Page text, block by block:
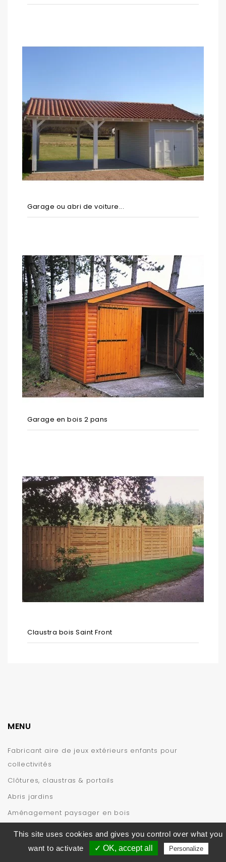
Garage ou abri de voiture...
Garage en bois 2 pans
Claustra bois Saint Front
MENU
Fabricant aire de jeux extérieurs enfants pour
collectivités
Clôtures, claustras & portails
Abris jardins
Aménagement paysager en bois
INFORMATIONS
This site uses cookies and gives you control over what you
want to activate
✓ OK, accept all Personalize